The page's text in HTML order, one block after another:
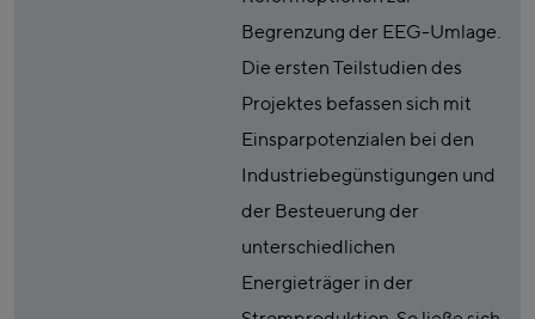
Begrenzung der EEG-Umlage.
Die ersten Teilstudien des
Projektes befassen sich mit
Einsparpotenzialen bei den
Industriebegünstigungen und
der Besteuerung der
unterschiedlichen
Energieträger in der